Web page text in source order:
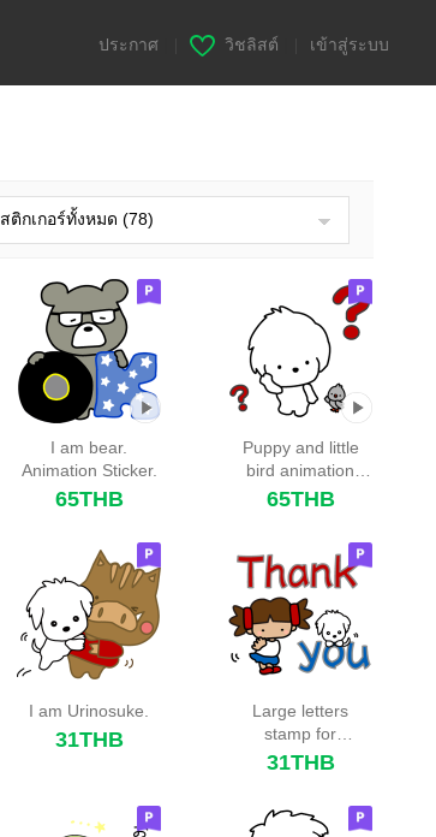
ประกาศ วิชลิสต์ เข้าสู่ระบบ
สติกเกอร์ทั้งหมด (78)
I am bear.
Animation Sticker.
65THB
Puppy and little
bird animation
sticker.
65THB
I am Urinosuke.
31THB
Large letters
stamp for
everyday use.
31THB